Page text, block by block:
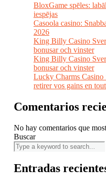
BloxGame spēles:
iespējas
Casoola casino:
2026
King Billy Casino
bonusar och vinster
King Billy Casino
bonusar och vinster
Lucky Charms Casino
retirer vos gains en
Comentarios
No hay comentarios que
Buscar
Entradas